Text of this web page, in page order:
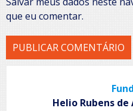
que eu comentar.
Helio Rubens